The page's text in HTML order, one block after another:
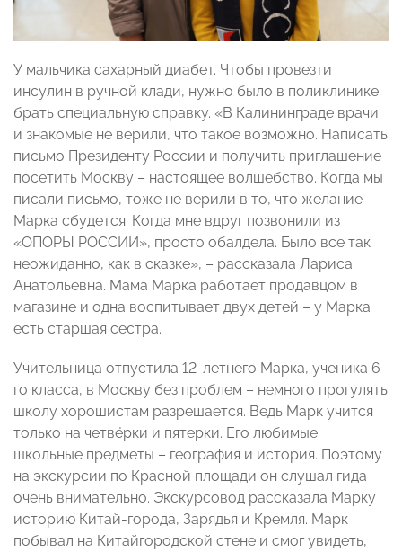
У мальчика сахарный диабет. Чтобы провезти
инсулин в ручной клади, нужно было в поликлинике
брать специальную справку. «В Калининграде врачи
и знакомые не верили, что такое возможно. Написать
письмо Президенту России и получить приглашение
посетить Москву – настоящее волшебство. Когда мы
писали письмо, тоже не верили в то, что желание
Марка сбудется. Когда мне вдруг позвонили из
«ОПОРЫ РОССИИ», просто обалдела. Было все так
неожиданно, как в сказке», – рассказала Лариса
Анатольевна. Мама Марка работает продавцом в
магазине и одна воспитывает двух детей – у Марка
есть старшая сестра.
Учительница отпустила 12-летнего Марка, ученика 6-
го класса, в Москву без проблем – немного прогулять
школу хорошистам разрешается. Ведь Марк учится
только на четвёрки и пятерки. Его любимые
школьные предметы – география и история. Поэтому
на экскурсии по Красной площади он слушал гида
очень внимательно. Экскурсовод рассказала Марку
историю Китай-города, Зарядья и Кремля. Марк
побывал на Китайгородской стене и смог увидеть,